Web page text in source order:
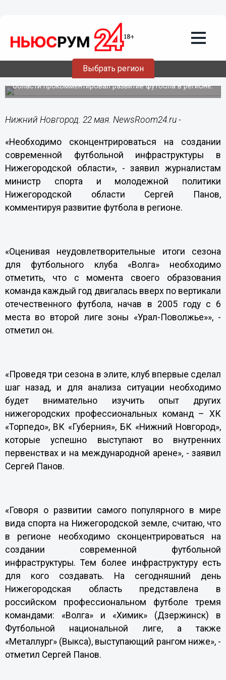
Выбрать регион
«Необходимо сконцентрироваться на
создании современной футбольной
инфраструктуры в Нижегородской
области», - Сергей Панов
Министр спорта и молодежной политики Нижегородской
области прокомментировал развитие футбола в регионе.
Нижний Новгород. 22 мая. NewsRoom24.ru -
«Необходимо сконцентрироваться на создании
современной футбольной инфраструктуры в
Нижегородской области», - заявил журналистам
министр спорта и молодежной политики
Нижегородской области Сергей Панов,
комментируя развитие футбола в регионе.
«Оценивая неудовлетворительные итоги сезона
для футбольного клуба «Волга» необходимо
отметить, что с момента своего образования
команда каждый год двигалась вверх по вертикали
отечественного футбола, начав в 2005 году с 6
места во второй лиге зоны «Урал-Поволжье»», -
отметил он.
«Проведя три сезона в элите, клуб впервые сделал
шаг назад, и для анализа ситуации необходимо
будет внимательно изучить опыт других
нижегородских профессиональных команд – ХК
«Торпедо», ВК «Губерния», БК «Нижний Новгород»,
которые успешно выступают во внутренних
первенствах и на международной арене», - заявил
Сергей Панов.
«Говоря о развитии самого популярного в мире
вида спорта на Нижегородской земле, считаю, что
в регионе необходимо сконцентрироваться на
создании современной футбольной
инфраструктуры. Тем более инфраструктуру есть
для кого создавать. На сегодняшний день
Нижегородская область представлена в
российском профессиональном футболе тремя
командами: «Волга» и «Химик» (Дзержинск) в
Футбольной национальной лиге, а также
«Металлург» (Выкса), выступающий рангом ниже», -
отметил Сергей Панов.